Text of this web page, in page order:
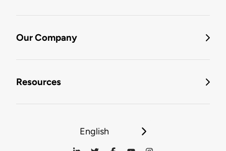
Our Company
Resources
English